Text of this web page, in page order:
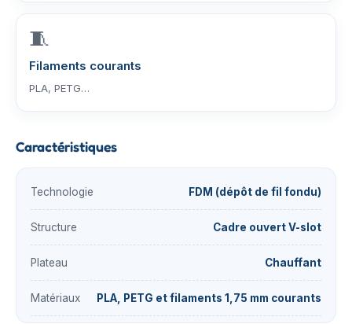
🧵
Filaments courants
PLA, PETG…
Caractéristiques
Technologie FDM (dépôt de fil fondu)
Structure Cadre ouvert V-slot
Plateau Chauffant
Matériaux PLA, PETG et filaments 1,75 mm courants